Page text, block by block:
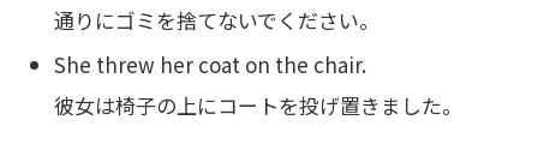
通りにゴミを捨てないでください。
She threw her coat on the chair.
彼女は椅子の上にコートを投げ置きました。